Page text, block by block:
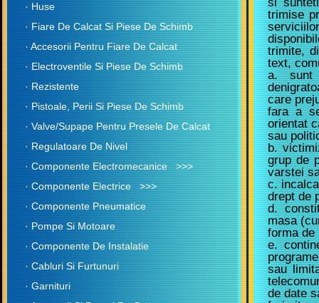
· Huse
· Fiare De Calcat Si Piese De Schimb
· Accesorii Pentru Fiare De Calcat
· Electroventile Si Piese De Schimb
· Rezistente
· Pistoale, Perii Si Piese De Schimb
· Valve/Supape Pentru Presele De Calcat
· Regulatoare De Nivel
· Componente Electromecanice >>>
· Componente Electrice >>>
· Componente Pneumatice
· Pompe Si Motoare
· Componente De Instalatie
· Cabluri Si Furtunuri
· Garnituri
trimise
trimite,
text,
a. sunt
care
fara a
orientat
sau
b.
grup de
varstei
c.
drept de
d.
masa
forma de
e.
sau
de date